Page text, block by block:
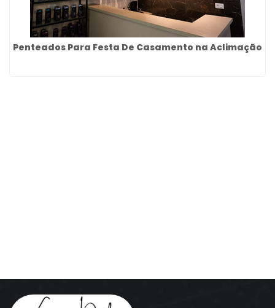
Penteados Para Festa De Casamento na Aclimação